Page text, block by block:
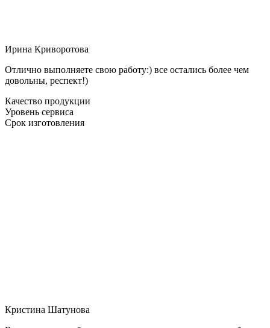
Ирина Криворотова
Отлично выполняете свою работу:) все остались более чем
довольны, респект!)
Качество продукции
Уровень сервиса
Срок изготовления
Кристина Шатунова